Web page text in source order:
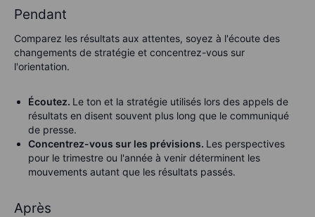
Pendant
Comparez les résultats aux attentes, soyez à l'écoute des
changements de stratégie et concentrez-vous sur
l'orientation.
Écoutez. Le ton et la stratégie utilisés lors des appels de
résultats en disent souvent plus long que le communiqué
de presse.
Concentrez-vous sur les prévisions. Les perspectives
pour le trimestre ou l'année à venir déterminent les
mouvements autant que les résultats passés.
Après